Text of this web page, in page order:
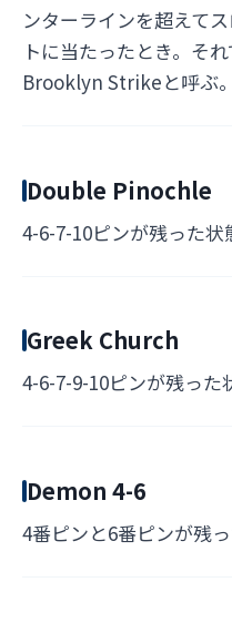
ンターラインを超えて
トに当たったとき。そ
Brooklyn Strikeと呼ぶ。
Double Pinochle
4-6-7-10ピンが残った状
Greek Church
4-6-7-9-10ピンが残った
Demon 4-6
4番ピンと6番ピンが残っ